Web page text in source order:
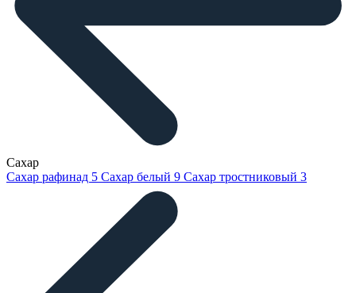
Сахар
Сахар рафинад 5 Сахар белый 9 Сахар тростниковый 3